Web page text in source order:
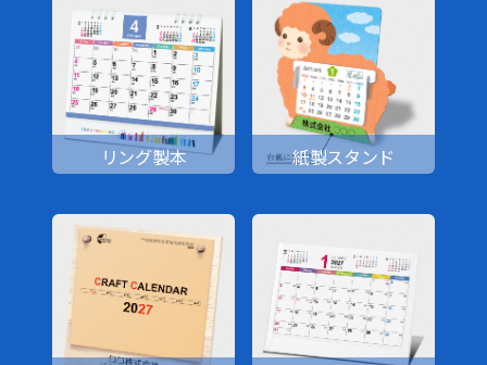
リング製本 紙製スタンド